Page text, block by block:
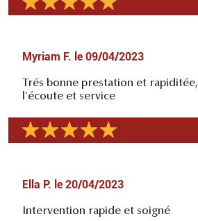
Myriam F. le 09/04/2023
Trés bonne prestation et rapiditée,
l'écoute et service
Ella P. le 20/04/2023
Intervention rapide et soigné